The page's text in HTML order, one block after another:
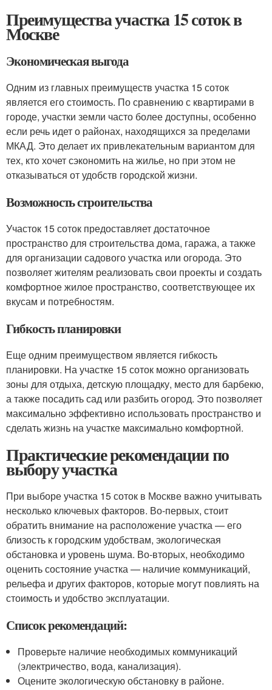
Преимущества участка 15 соток в
Москве
Экономическая выгода
Одним из главных преимуществ участка 15 соток
является его стоимость. По сравнению с квартирами в
городе, участки земли часто более доступны, особенно
если речь идет о районах, находящихся за пределами
МКАД. Это делает их привлекательным вариантом для
тех, кто хочет сэкономить на жилье, но при этом не
отказываться от удобств городской жизни.
Возможность строительства
Участок 15 соток предоставляет достаточное
пространство для строительства дома, гаража, а также
для организации садового участка или огорода. Это
позволяет жителям реализовать свои проекты и создать
комфортное жилое пространство, соответствующее их
вкусам и потребностям.
Гибкость планировки
Еще одним преимуществом является гибкость
планировки. На участке 15 соток можно организовать
зоны для отдыха, детскую площадку, место для барбекю,
а также посадить сад или разбить огород. Это позволяет
максимально эффективно использовать пространство и
сделать жизнь на участке максимально комфортной.
Практические рекомендации по
выбору участка
При выборе участка 15 соток в Москве важно учитывать
несколько ключевых факторов. Во-первых, стоит
обратить внимание на расположение участка — его
близость к городским удобствам, экологическая
обстановка и уровень шума. Во-вторых, необходимо
оценить состояние участка — наличие коммуникаций,
рельефа и других факторов, которые могут повлиять на
стоимость и удобство эксплуатации.
Список рекомендаций:
Проверьте наличие необходимых коммуникаций
(электричество, вода, канализация).
Оцените экологическую обстановку в районе.